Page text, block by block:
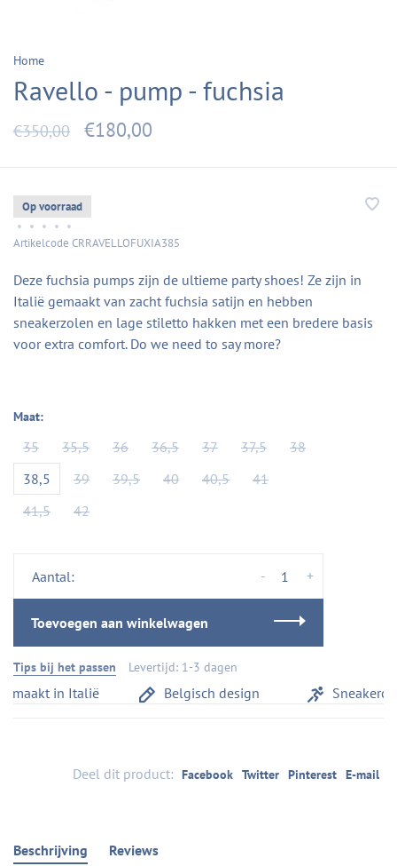
Home
Ravello - pump - fuchsia
€350,00 €180,00
Op voorraad
• • • • •
Artikelcode CRRAVELLOFUXIA385
Deze fuchsia pumps zijn de ultieme party shoes! Ze zijn in
Italië gemaakt van zacht fuchsia satijn en hebben
sneakerzolen en lage stiletto hakken met een bredere basis
voor extra comfort. Do we need to say more?
Maat:
35 35,5 36 36,5 37 37,5
38
38,5
39 39,5 40 40,5
41
41,5
42
Aantal: +
-
Toevoegen aan winkelwagen
Tips bij het passen Levertijd: 1-3 dagen
in Italië Belgisch design
Deel dit product: Facebook Twitter Pinterest E-mail
Beschrijving Reviews